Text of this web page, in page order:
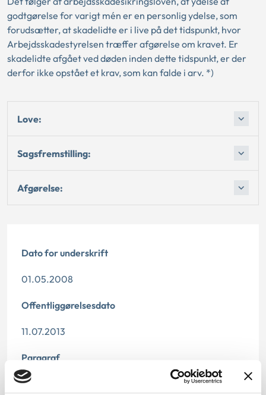
godtgørelse for varigt mén er en personlig ydelse, som
forudsætter, at skadelidte er i live på det tidspunkt, hvor
Arbejdsskadestyrelsen træffer afgørelse om kravet. Er
skadelidte afgået ved døden inden dette tidspunkt, er der
derfor ikke opstået et krav, som kan falde i arv. *)
Love:
Sagsfremstilling:
Afgørelse:
Dato for underskrift
01.05.2008
Offentliggørelsesdato
11.07.2013
Paragraf
§ 26 § 18